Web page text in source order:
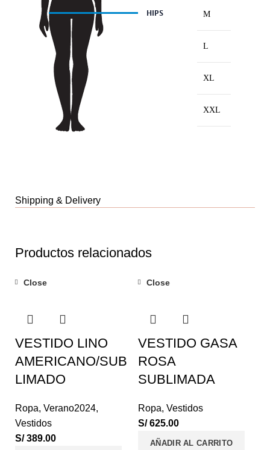
M
L
XL
XXL
Shipping & Delivery
Productos relacionados
Close
VESTIDO LINO
AMERICANO/SUB
LIMADO
Ropa, Verano2024,
Vestidos
S/389.00
Close
VESTIDO GASA
ROSA
SUBLIMADA
Ropa, Vestidos
S/625.00
AÑADIR AL CARRITO